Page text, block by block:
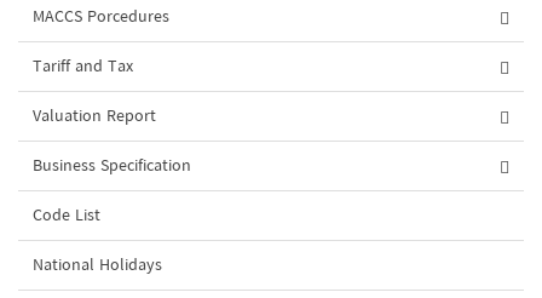
MACCS Porcedures
Tariff and Tax
Valuation Report
Business Specification
Code List
National Holidays